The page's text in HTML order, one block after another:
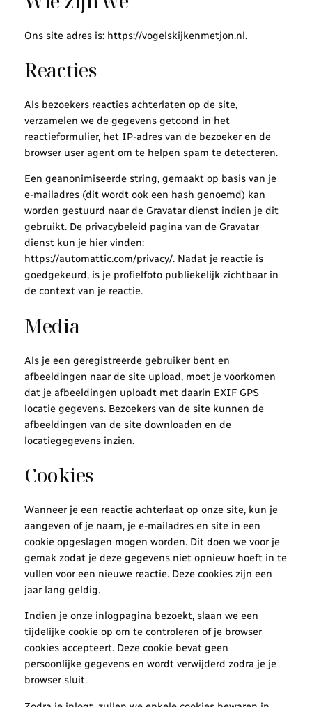
Ons site adres is: https://vogelskijkenmetjon.nl.
Reacties
Als bezoekers reacties achterlaten op de site,
verzamelen we de gegevens getoond in het
reactieformulier, het IP-adres van de bezoeker en de
browser user agent om te helpen spam te detecteren.
Een geanonimiseerde string, gemaakt op basis van je
e-mailadres (dit wordt ook een hash genoemd) kan
worden gestuurd naar de Gravatar dienst indien je dit
gebruikt. De privacybeleid pagina van de Gravatar
dienst kun je hier vinden:
https://automattic.com/privacy/. Nadat je reactie is
goedgekeurd, is je profielfoto publiekelijk zichtbaar in
de context van je reactie.
Media
Als je een geregistreerde gebruiker bent en
afbeeldingen naar de site upload, moet je voorkomen
dat je afbeeldingen uploadt met daarin EXIF GPS
locatie gegevens. Bezoekers van de site kunnen de
afbeeldingen van de site downloaden en de
locatiegegevens inzien.
Cookies
Wanneer je een reactie achterlaat op onze site, kun je
aangeven of je naam, je e-mailadres en site in een
cookie opgeslagen mogen worden. Dit doen we voor je
gemak zodat je deze gegevens niet opnieuw hoeft in te
vullen voor een nieuwe reactie. Deze cookies zijn een
jaar lang geldig.
Indien je onze inlogpagina bezoekt, slaan we een
tijdelijke cookie op om te controleren of je browser
cookies accepteert. Deze cookie bevat geen
persoonlijke gegevens en wordt verwijderd zodra je je
browser sluit.